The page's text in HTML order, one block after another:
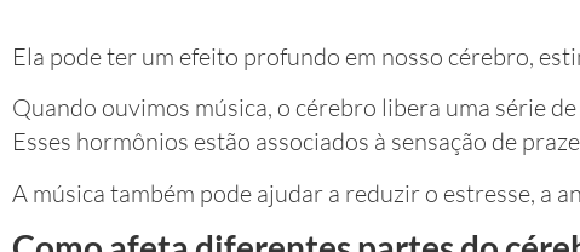
Ela pode ter um efeito profundo em nosso cérebro,
Quando ouvimos música, o cérebro libera uma série
Esses hormônios estão associados à sensação de
A música também pode ajudar a reduzir o estresse, a